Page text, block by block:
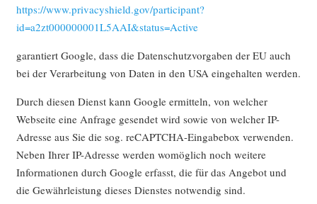
https://www.privacyshield.gov/participant?
id=a2zt000000001L5AAI&status=Active
garantiert Google, dass die Datenschutzvorgaben der EU auch
bei der Verarbeitung von Daten in den USA eingehalten werden.
Durch diesen Dienst kann Google ermitteln, von welcher
Webseite eine Anfrage gesendet wird sowie von welcher IP-
Adresse aus Sie die sog. reCAPTCHA-Eingabebox verwenden.
Neben Ihrer IP-Adresse werden womöglich noch weitere
Informationen durch Google erfasst, die für das Angebot und
die Gewährleistung dieses Dienstes notwendig sind.